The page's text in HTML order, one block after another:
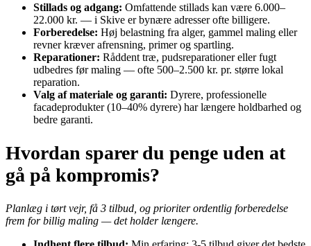
Stillads og adgang: Omfattende stillads kan være 6.000–
22.000 kr. — i Skive er bynære adresser ofte billigere.
Forberedelse: Høj belastning fra alger, gammel maling eller
revner kræver afrensning, primer og spartling.
Reparationer: Råddent træ, pudsreparationer eller fugt
udbedres før maling — ofte 500–2.500 kr. pr. større lokal
reparation.
Valg af materiale og garanti: Dyrere, professionelle
facadeprodukter (10–40% dyrere) har længere holdbarhed og
bedre garanti.
Hvordan sparer du penge uden at
gå på kompromis?
Planlæg i tørt vejr, få 3 tilbud, og prioriter ordentlig forberedelse
frem for billig maling — det holder længere.